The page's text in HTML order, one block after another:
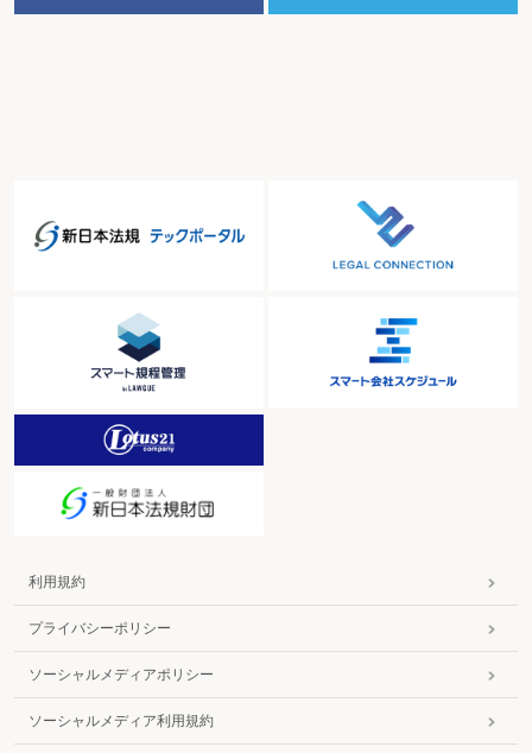
利用規約
プライバシーポリシー
ソーシャルメディアポリシー
ソーシャルメディア利用規約